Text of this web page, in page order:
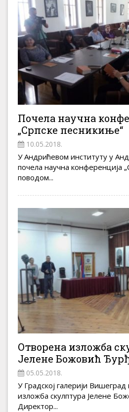
Почела научна
„Српске песникиње“
10.05.2018.
У Андрићевом институту у
почела научна конференција
поводом...
Отворена изложба
Јелене Божовић
05.05.2018.
У Градској галерији Вишеград
изложба скулптура Јелене
Директор...